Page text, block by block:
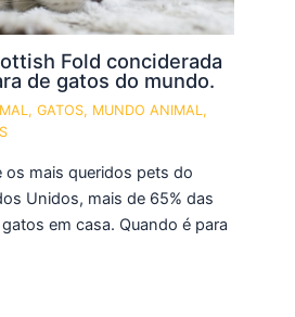
Fold conciderada
de gatos do mundo.
,GATOS, MUNDO ANIMAL ,
os mais queridos pets do
Unidos, mais de 65% das
em casa. Quando é para